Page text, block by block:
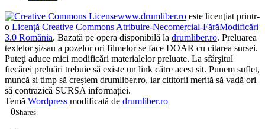
www.drumliber.ro este licenţiat printr-
o Licenţă Creative Commons Atribuire-Necomercial-FărăModificări
3.0 România. Bazată pe opera disponibilă la drumliber.ro. Preluarea
textelor şi/sau a pozelor ori filmelor se face DOAR cu citarea sursei.
Puteţi aduce mici modificări materialelor preluate. La sfârşitul
fiecărei preluări trebuie să existe un link către acest sit. Punem suflet,
muncă și timp să creștem drumliber.ro, iar cititorii merită să vadă ori
să contrazică SURSA informației.
Temă Wordpress modificată de drumliber.ro
0Shares